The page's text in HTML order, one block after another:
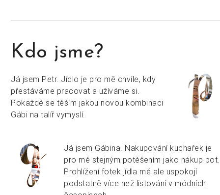
Kdo jsme?
Já jsem Petr. Jídlo je pro mě chvíle, kdy
přestáváme pracovat a užíváme si.
Pokaždé se těším jakou novou kombinaci
Gábi na talíř vymyslí.
Já jsem Gábina. Nakupování kuchařek je
pro mě stejným potěšením jako nákup bot.
Prohlížení fotek jídla mě ale uspokojí
podstatně více než listování v módních